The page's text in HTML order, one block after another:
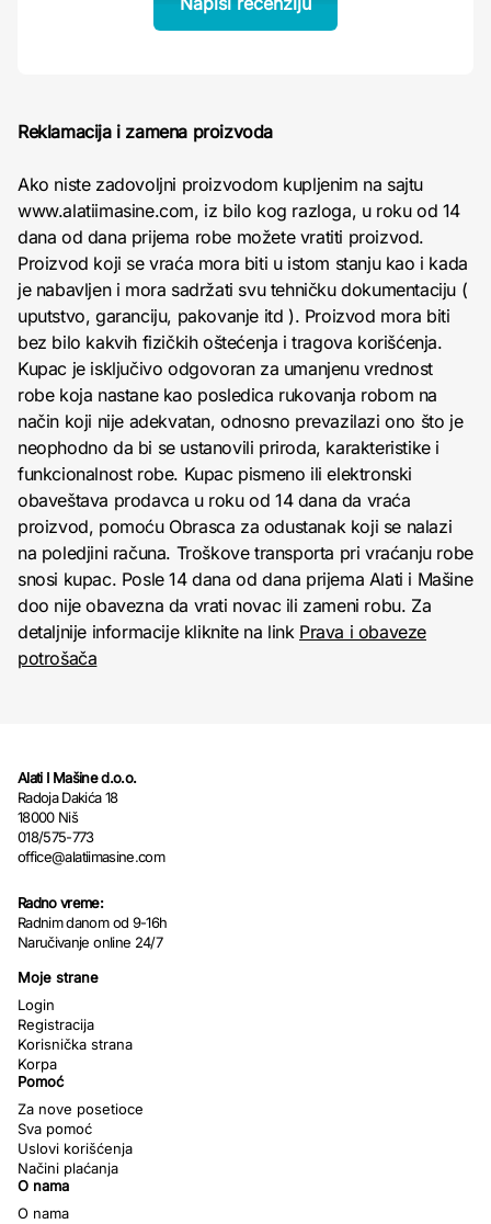
Reklamacija i zamena proizvoda
Ako niste zadovoljni proizvodom kupljenim na sajtu
www.alatiimasine.com, iz bilo kog razloga, u roku od 14
dana od dana prijema robe možete vratiti proizvod.
Proizvod koji se vraća mora biti u istom stanju kao i kada
je nabavljen i mora sadržati svu tehničku dokumentaciju (
uputstvo, garanciju, pakovanje itd ). Proizvod mora biti
bez bilo kakvih fizičkih oštećenja i tragova korišćenja.
Kupac je isključivo odgovoran za umanjenu vrednost
robe koja nastane kao posledica rukovanja robom na
način koji nije adekvatan, odnosno prevazilazi ono što je
neophodno da bi se ustanovili priroda, karakteristike i
funkcionalnost robe. Kupac pismeno ili elektronski
obaveštava prodavca u roku od 14 dana da vraća
proizvod, pomoću Obrasca za odustanak koji se nalazi
na poledjini računa. Troškove transporta pri vraćanju robe
snosi kupac. Posle 14 dana od dana prijema Alati i Mašine
doo nije obavezna da vrati novac ili zameni robu. Za
detaljnije informacije kliknite na link Prava i obaveze
potrošača
Alati I Mašine d.o.o.
Radoja Dakića 18
18000 Niš
018/575-773
office@alatiimasine.com
Radno vreme:
Radnim danom od 9-16h
Naručivanje online 24/7
Moje strane
Login
Registracija
Korisnička strana
Korpa
Pomoć
Za nove posetioce
Sva pomoć
Uslovi korišćenja
Načini plaćanja
O nama
O nama